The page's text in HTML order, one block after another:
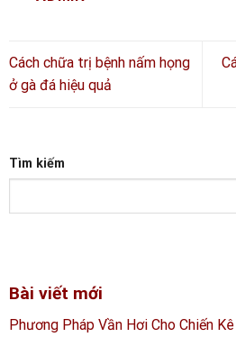
Cách chữa trị bệnh nấm họng
ở gà đá hiệu quả
Tìm kiếm
Bài viết mới
Phương Pháp Vần Hơi Cho Chiến